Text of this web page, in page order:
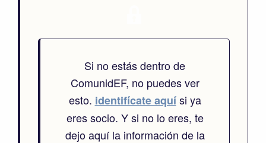
Si no estás dentro de
ComunidEF, no puedes ver
esto. identifícate aquísi ya
eres socio. Y si no lo eres, te
dejo aquí la información de la